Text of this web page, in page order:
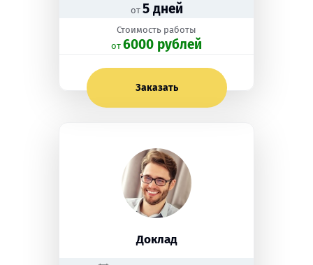
от 5 дней
Стоимость работы
oт 6000 рублей
Заказать
Доклад